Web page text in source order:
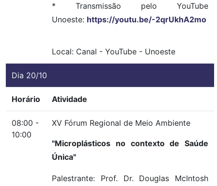
* Transmissão pelo YouTube
Unoeste: https://youtu.be/-2qrUkhA2mo
Local: Canal - YouTube - Unoeste
Dia 20/10
Horário Atividade
08:00 -
10:00
XV Fórum Regional de Meio Ambiente
"Microplásticos no contexto de Saúde
Única"
Palestrante: Prof. Dr. Douglas McIntosh